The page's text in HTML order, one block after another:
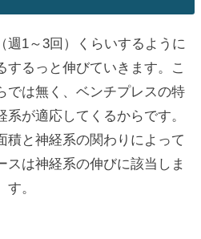
週1～3回）くらいするように
するっと伸びていきます。こ
では無く、ベンチプレスの特
が適応してくるからです。
積と神経系の関わりによって
スは神経系の伸びに該当しま
す。